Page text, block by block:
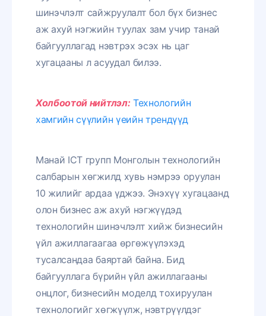
шинэчлэлт сайжруулалт бол бүх бизнес
аж ахуй нэгжийн туулах зам учир танай
байгууллагад нэвтрэх эсэх нь цаг
хугацааны л асуудал билээ.
Холбоотой нийтлэл: Технологийн
хамгийн сүүлийн үеийн трендүүд
Манай ICT групп Монголын технологийн
салбарын хөгжилд хувь нэмрээ оруулан
10 жилийг ардаа үджээ. Энэхүү хугацаанд
олон бизнес аж ахуй нэгжүүдэд
технологийн шинэчлэлт хийж бизнесийн
үйл ажиллагаагаа өргөжүүлэхэд
тусалсандаа баяртай байна. Бид
байгууллага бүрийн үйл ажиллагааны
онцлог, бизнесийн моделд тохируулан
технологийг хөгжүүлж, нэвтрүүлдэг